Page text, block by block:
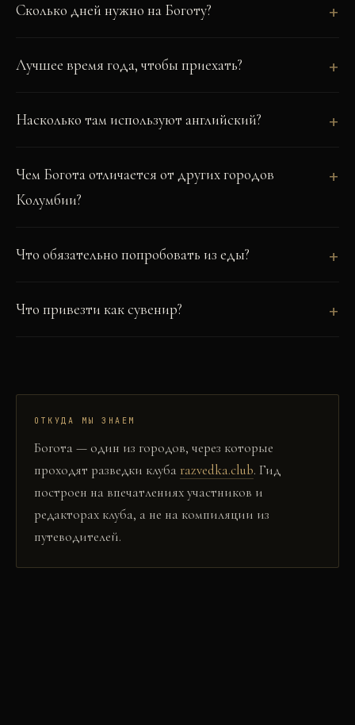
Сколько дней нужно на Боготу?
Лучшее время года, чтобы приехать?
Насколько там используют английский?
Чем Богота отличается от других городов
Колумбии?
Что обязательно попробовать из еды?
Что привезти как сувенир?
ОТКУДА МЫ ЗНАЕМ
Богота — один из городов, через которые
проходят разведки клуба razvedka.club. Гид
построен на впечатлениях участников и
редакторах клуба, а не на компиляции из
путеводителей.